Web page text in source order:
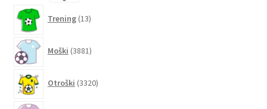
Trening 13izdelkov
Moški 3881izdelkov
Otroški 3320izdelkov